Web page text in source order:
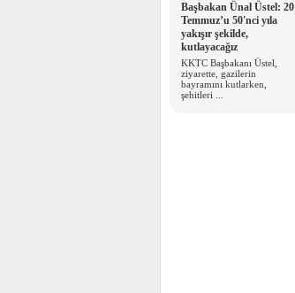
Başbakan Ünal Üstel: 20
Temmuz’u 50'nci yıla
yakışır şekilde,
kutlayacağız
KKTC Başbakanı Üstel,
ziyarette, gazilerin
bayramını kutlarken,
şehitleri ...